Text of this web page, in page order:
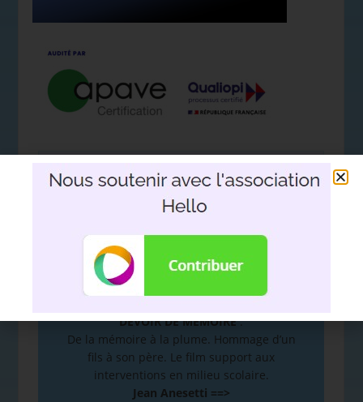
Nous soutenir avec l'association
Hello
DEVOIR DE MÉMOIRE:
De la mémoire à la plume. Hommage d’un
fils à son père. Le film support aux
interventions en milieu scolaire.
Jean Anesetti ==>